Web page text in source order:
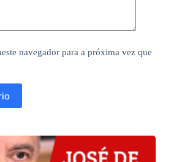
navegador para a próxima vez que